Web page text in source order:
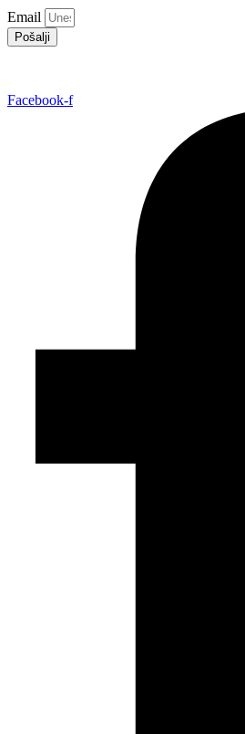
Email
Pošalji
Facebook-f